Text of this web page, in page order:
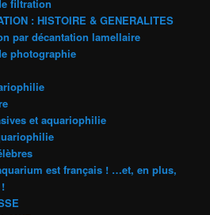
filtration
: HISTOIRE & GENERALITES
par décantation lamellaire
photographie
et aquariophilie
est français ! …et, en plus,